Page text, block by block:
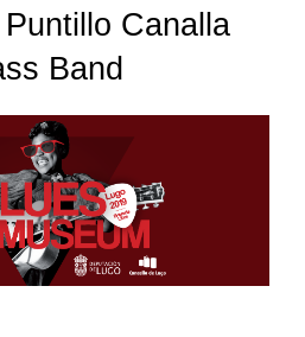
Canalla
Band